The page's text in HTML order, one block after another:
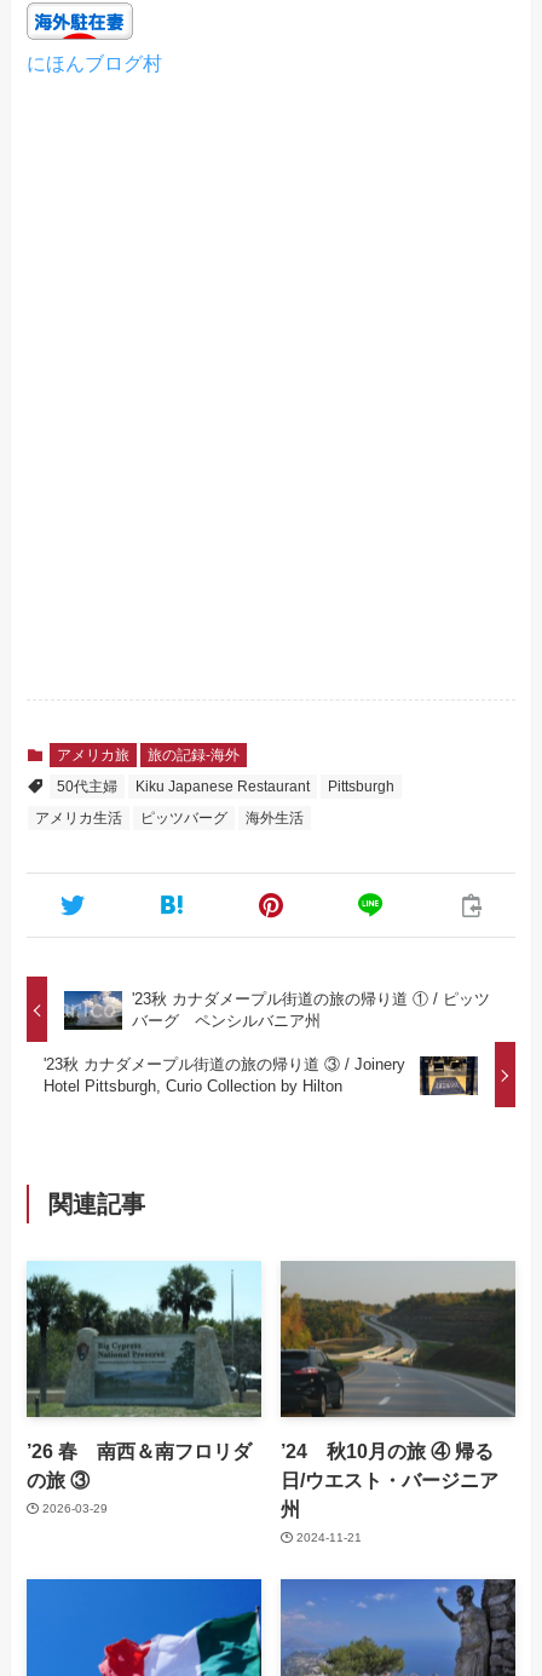
にほんブログ村
アメリカ旅
旅の記録-海外
50代主婦
Kiku Japanese Restaurant
Pittsburgh
アメリカ生活
ピッツバーグ 海外生活
'23秋 カナダメープル街道の旅の帰り道 ① / ピッツ
バーグ ペンシルバニア州
'23秋 カナダメープル街道の旅の帰り道 ③ / Joinery
Hotel Pittsburgh, Curio Collection by Hilton
関連記事
’26 春 南西＆南フロリダ
の旅 ③
2026-03-29
’24 秋10月の旅 ④ 帰る
日/ウエスト・バージニア
州
2024-11-21